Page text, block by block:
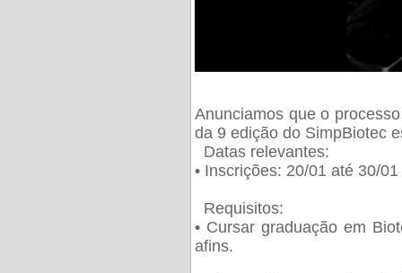
Anunciamos que o
da 9 edição do SimpBiotec
Datas relevantes:
• Inscrições: 20/01 até 30/01
Requisitos:
• Cursar graduação em
afins.